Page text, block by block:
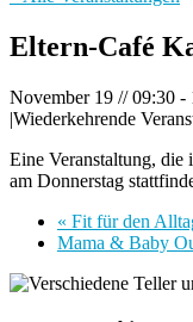
Eltern-Café
November 19 // 09:30 -
|Wiederkehrende
Eine Veranstaltung,
am Donnerstag
« Fit für den
Mama & Baby